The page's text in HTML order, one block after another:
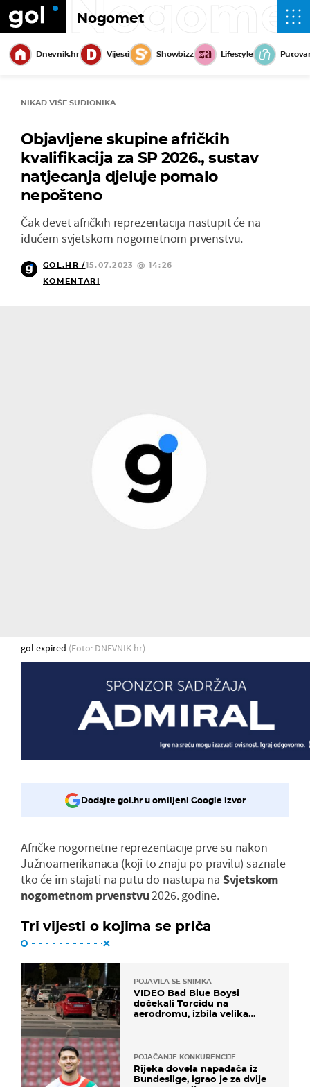
Nogomet
Dnevnik.hr Vijesti Showbizz Lifestyle
NIKAD VIŠE SUDIONIKA
Objavljene skupine afričkih
kvalifikacija za SP 2026., sustav
natjecanja djeluje pomalo
nepošteno
Čak devet afričkih reprezentacija nastupit će na
idućem svjetskom nogometnom prvenstvu.
GOL.HR /15.07.2023 @ 14:26
KOMENTARI
gol expired (Foto: DNEVNIK.hr)
Dodajte gol.hr u omiljeni Google izvor
Afričke nogometne reprezentacije prve su nakon
Južnoamerikanaca (koji to znaju po pravilu) saznale
tko će im stajati na putu do nastupa na Svjetskom
nogometnom prvenstvu2026. godine.
Tri vijesti o kojima se priča
POJAVILA SE SNIMKA
VIDEO Bad Blue Boysi
dočekali Torcidu na
aerodromu, izbila velika
POJAČANJE KONKURENCIJE
Rijeka dovela napadača iz
Bundeslige, igrao je za dvije